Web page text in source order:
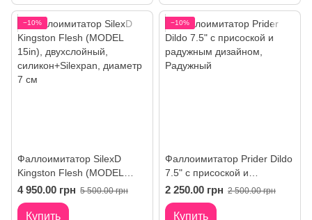
−10%
Фаллоимитатор SilexD
Kingston Flesh (MODEL
15in), двухслойный,
силикон+Silexpan, диаметр
7 см
4 950.00 грн 5 500.00 грн
Купить
−10%
Фаллоимитатор Prider Dildo
7.5" с присоской и
радужным дизайном
2 250.00 грн 2 500.00 грн
Купить